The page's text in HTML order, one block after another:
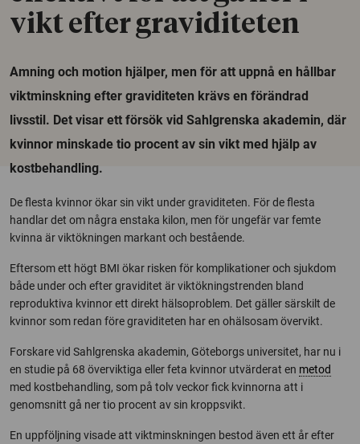
vikt efter graviditeten
Amning och motion hjälper, men för att uppnå en hållbar
viktminskning efter graviditeten krävs en förändrad
livsstil. Det visar ett försök vid Sahlgrenska akademin, där
kvinnor minskade tio procent av sin vikt med hjälp av
kostbehandling.
De flesta kvinnor ökar sin vikt under graviditeten. För de flesta
handlar det om några enstaka kilon, men för ungefär var femte
kvinna är viktökningen markant och bestående.
Eftersom ett högt BMI ökar risken för komplikationer och sjukdom
både under och efter graviditet är viktökningstrenden bland
reproduktiva kvinnor ett direkt hälsoproblem. Det gäller särskilt de
kvinnor som redan före graviditeten har en ohälsosam övervikt.
Forskare vid Sahlgrenska akademin, Göteborgs universitet, har nu i
en studie på 68 överviktiga eller feta kvinnor utvärderat en metod
med kostbehandling, som på tolv veckor fick kvinnorna att i
genomsnitt gå ner tio procent av sin kroppsvikt.
En uppföljning visade att viktminskningen bestod även ett år efter